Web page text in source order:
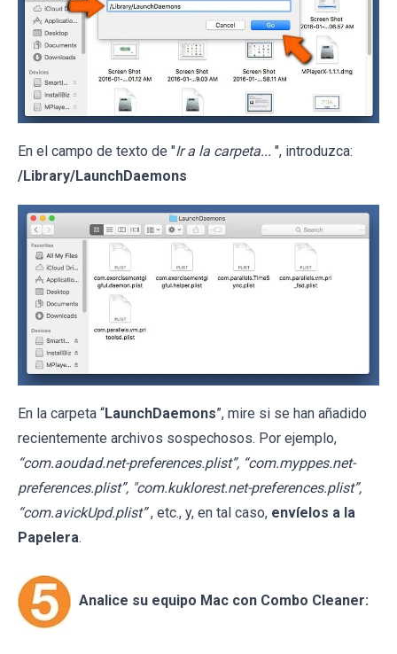
En el campo de texto de "Ir a la carpeta... ", introduzca:
/Library/LaunchDaemons
En la carpeta “LaunchDaemons”, mire si se han añadido
recientemente archivos sospechosos. Por ejemplo,
“com.aoudad.net-preferences.plist”, “com.myppes.net-
preferences.plist”, "com.kuklorest.net-preferences.plist”,
“com.avickUpd.plist” , etc., y, en tal caso, envíelos a la
Papelera.
Analice su equipo Mac con Combo Cleaner: